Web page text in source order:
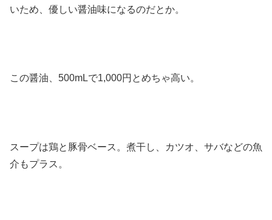
いため、優しい醤油味になるのだとか。
この醤油、500mLで1,000円とめちゃ高い。
スープは鶏と豚骨ベース。煮干し、カツオ、サバなどの魚
介もプラス。